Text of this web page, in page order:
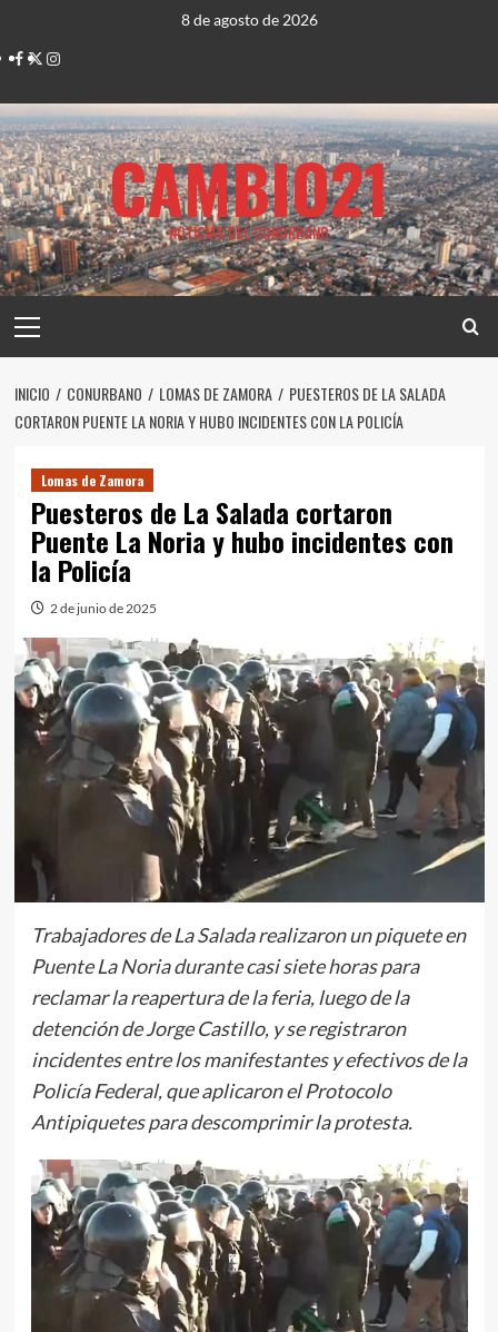
contenido
8 de agosto de 2026
Facebook
TwitterInstagram
CAMBIO21
NOTICIAS DEL CONURBANO
principal
INICIO CONURBANO LOMAS DE ZAMORA
PUESTEROS DE LA SALADA
CORTARON PUENTE LA NORIA Y HUBO INCIDENTES CON LA POLICÍA
Lomas de Zamora
Puesteros de La Salada cortaron
Puente La Noria y hubo incidentes con
la Policía
2 de junio de 2025
Trabajadores de La Salada realizaron un piquete en
Puente La Noria durante casi siete horas para
reclamar la reapertura de la feria, luego de la
detención de Jorge Castillo, y se registraron
incidentes entre los manifestantes y efectivos de la
Policía Federal, que aplicaron el Protocolo
Antipiquetes para descomprimir la protesta.